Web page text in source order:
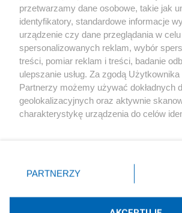
Kultura
X Facebook Instagram
przetwarzamy dane osobowe, takie jak
identyfikatory, standardowe informacje
urządzenie czy dane przeglądania w
spersonalizowanych reklam, wybór
treści, pomiar reklam i treści, badanie
ulepszanie usług. Za zgodą
Partnerzy możemy używać dokładnych
geolokalizacyjnych oraz aktywnie
charakterystykę urządzenia do celów
zmienić/wycofać klikając przycisk
znajdujący się w lewym dolnym rogu
rodzaje przetwarzania danych nie
użytkownika, ale masz prawo sprzeciwić
PARTNERZY